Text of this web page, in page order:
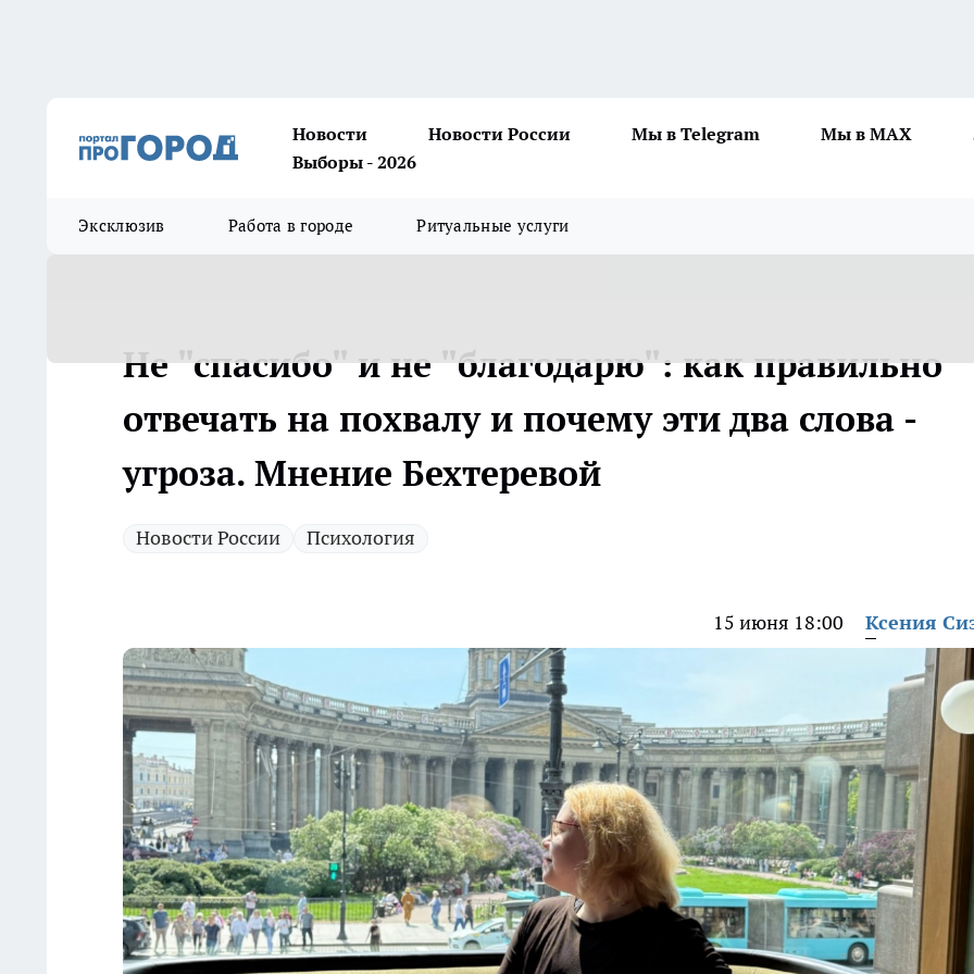
Новости Новости России Мы в Telegram Мы в MAX
Выборы - 2026
Эксклюзив Работа в городе Ритуальные услуги
Не "спасибо" и не "благодарю": как правильно
отвечать на похвалу и почему эти два слова -
угроза. Мнение Бехтеревой
Новости России Психология
15 июня 18:00 Ксения